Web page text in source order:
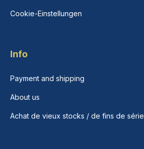
Cookie-Einstellungen
Info
Payment and shipping
About us
Achat de vieux stocks / de fins de série